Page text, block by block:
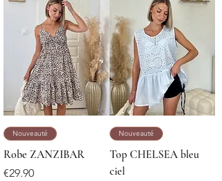
Nouveauté
Robe ZANZIBAR
Price
€29.90
Nouveauté
Top CHELSEA bleu
ciel